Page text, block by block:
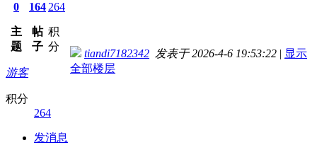
0
主
题
164
帖
子
264
积
分
游客
积分
264
发消息
tiandi7182342 发表于 2026-4-6 19:53:22 | 显示
全部楼层